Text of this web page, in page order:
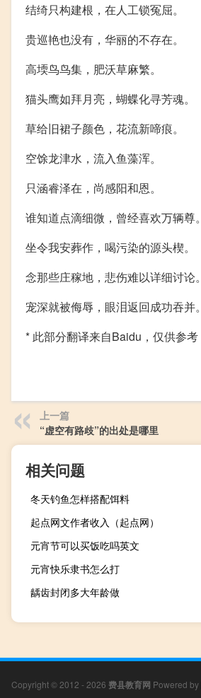
结绮只构建根，在人工锁冤屈。
贵巡艳也没有，华丽的不存在。
高堧鸟鸟集，肥沃草麻繁。
猫头鹰如拜月亮，蝴蝶化寻芳魂。
草给旧裙子颜色，花流新啼痕。
空馀龙津水，流入鱼藻浑。
只涵睿泽在，尚感阳和恩。
谁知道点滴细微，曾经喜欢万辆尊。
坐令我安葬作，喝污染的源头楔。
念那些庄稼地，悲伤难以详细讨论。
宠深就被侮辱，眼泪返回成功吞并。
* 此部分翻译来自Baidu，仅供参考
上一篇
“虚空有路歧”的出处是哪里
相关问题
冬天钓鱼怎样搭配饵料
起点网文作者收入（起点网）
元宵节可以买饭吃吗英文
元宵快乐隶书怎么打
龋齿封闭多大年龄做
Copyright © 2012 - 2026 费县教育网 Powered by